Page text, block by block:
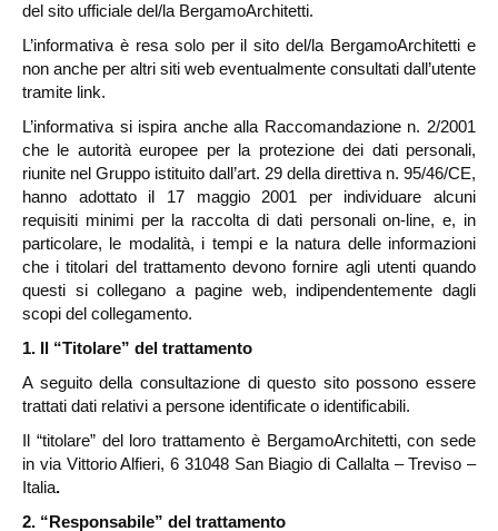
del sito ufficiale del/la BergamoArchitetti.
L’informativa è resa solo per il sito del/la BergamoArchitetti e
non anche per altri siti web eventualmente consultati dall’utente
tramite link.
L’informativa si ispira anche alla Raccomandazione n. 2/2001
che le autorità europee per la protezione dei dati personali,
riunite nel Gruppo istituito dall’art. 29 della direttiva n. 95/46/CE,
hanno adottato il 17 maggio 2001 per individuare alcuni
requisiti minimi per la raccolta di dati personali on-line, e, in
particolare, le modalità, i tempi e la natura delle informazioni
che i titolari del trattamento devono fornire agli utenti quando
questi si collegano a pagine web, indipendentemente dagli
scopi del collegamento.
1. Il “Titolare” del trattamento
A seguito della consultazione di questo sito possono essere
trattati dati relativi a persone identificate o identificabili.
Il “titolare” del loro trattamento è BergamoArchitetti, con sede
in via Vittorio Alfieri, 6 31048 San Biagio di Callalta – Treviso –
Italia.
2. “Responsabile” del trattamento